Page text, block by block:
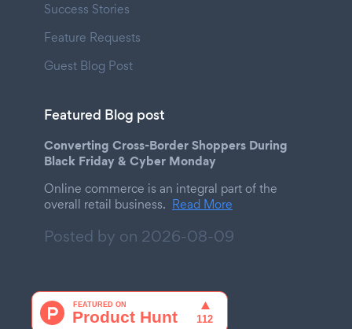
Success Stories
Feature Requests
Guest Blog Post
Featured Blog post
Converting Cross-Border Shoppers During
Black Friday & Cyber Monday
Online commerce is an integral part of the
overall retail business. Read More
Posted by on 2026-08-09